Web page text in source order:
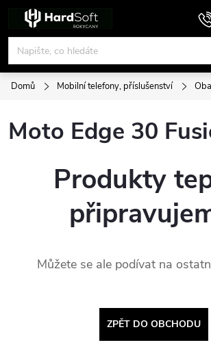
obsah
Domů Mobilní telefony, příslušenství
Moto Edge 30
Produkty
Můžete se ale podívat na
ZPĚT DO OBCHODU